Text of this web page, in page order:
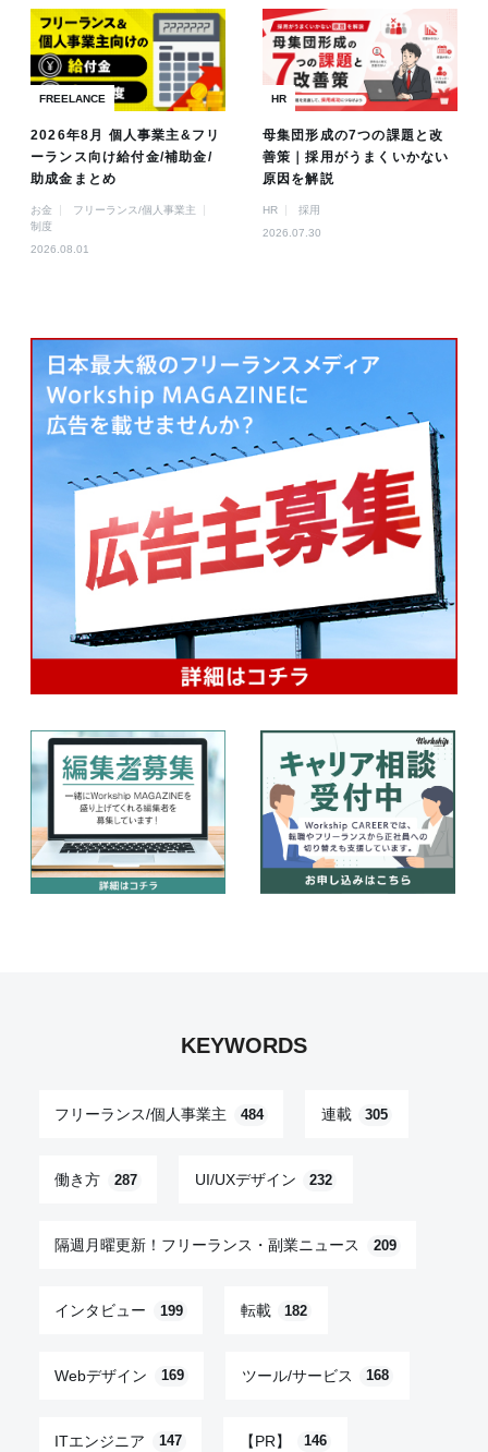
FREELANCE
2026年8月 個人事業主&フリ
ーランス向け給付金/補助金/
助成金まとめ
お金
フリーランス/個人事業主
制度
2026.08.01
HR
母集団形成の7つの課題と改
善策｜採用がうまくいかない
原因を解説
HR
採用
2026.07.30
KEYWORDS
フリーランス/個人事業主 484 連載 305
働き方 287 UI/UXデザイン 232
隔週月曜更新！フリーランス・副業ニュース 209
インタビュー 199 転載 182
Webデザイン 169 ツール/サービス 168
ITエンジニア 147 【PR】 146